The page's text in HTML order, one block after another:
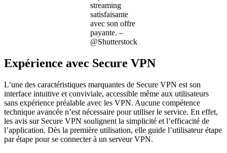
streaming
satisfaisante
avec son offre
payante. –
@Shutterstock
Expérience avec Secure VPN
L’une des caractéristiques marquantes de Secure VPN est son
interface intuitive et conviviale, accessible même aux utilisateurs
sans expérience préalable avec les VPN. Aucune compétence
technique avancée n’est nécessaire pour utiliser le service. En effet,
les avis sur Secure VPN soulignent la simplicité et l’efficacité de
l’application. Dès la première utilisation, elle guide l’utilisateur étape
par étape pour se connecter à un serveur VPN.